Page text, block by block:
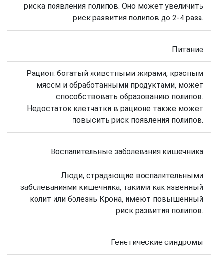
риска появления полипов. Оно может увеличить
риск развития полипов до 2-4 раза.
Питание
Рацион, богатый животными жирами, красным
мясом и обработанными продуктами, может
способствовать образованию полипов.
Недостаток клетчатки в рационе также может
повысить риск появления полипов.
Воспалительные заболевания кишечника
Люди, страдающие воспалительными
заболеваниями кишечника, такими как язвенный
колит или болезнь Крона, имеют повышенный
риск развития полипов.
Генетические синдромы